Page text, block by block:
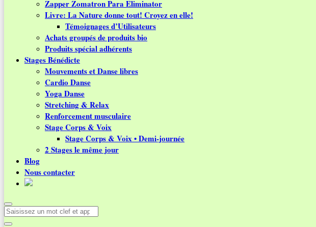
Zapper Zomatron Para Eliminator
Livre: La Nature donne tout! Croyez en elle!
Témoignages d’Utilisateurs
Achats groupés de produits bio
Produits spécial adhérents
Stages Bénédicte
Mouvements et Danse libres
Cardio Danse
Yoga Danse
Stretching & Relax
Renforcement musculaire
Stage Corps & Voix
Stage Corps & Voix • Demi-journée
2 Stages le même jour
Blog
Nous contacter